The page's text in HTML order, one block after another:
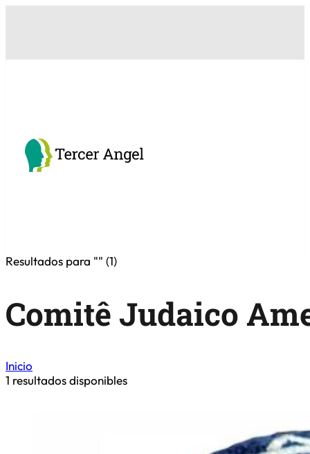
Resultados para "" (1)
Comitê Judaico
Inicio
1 resultados disponibles